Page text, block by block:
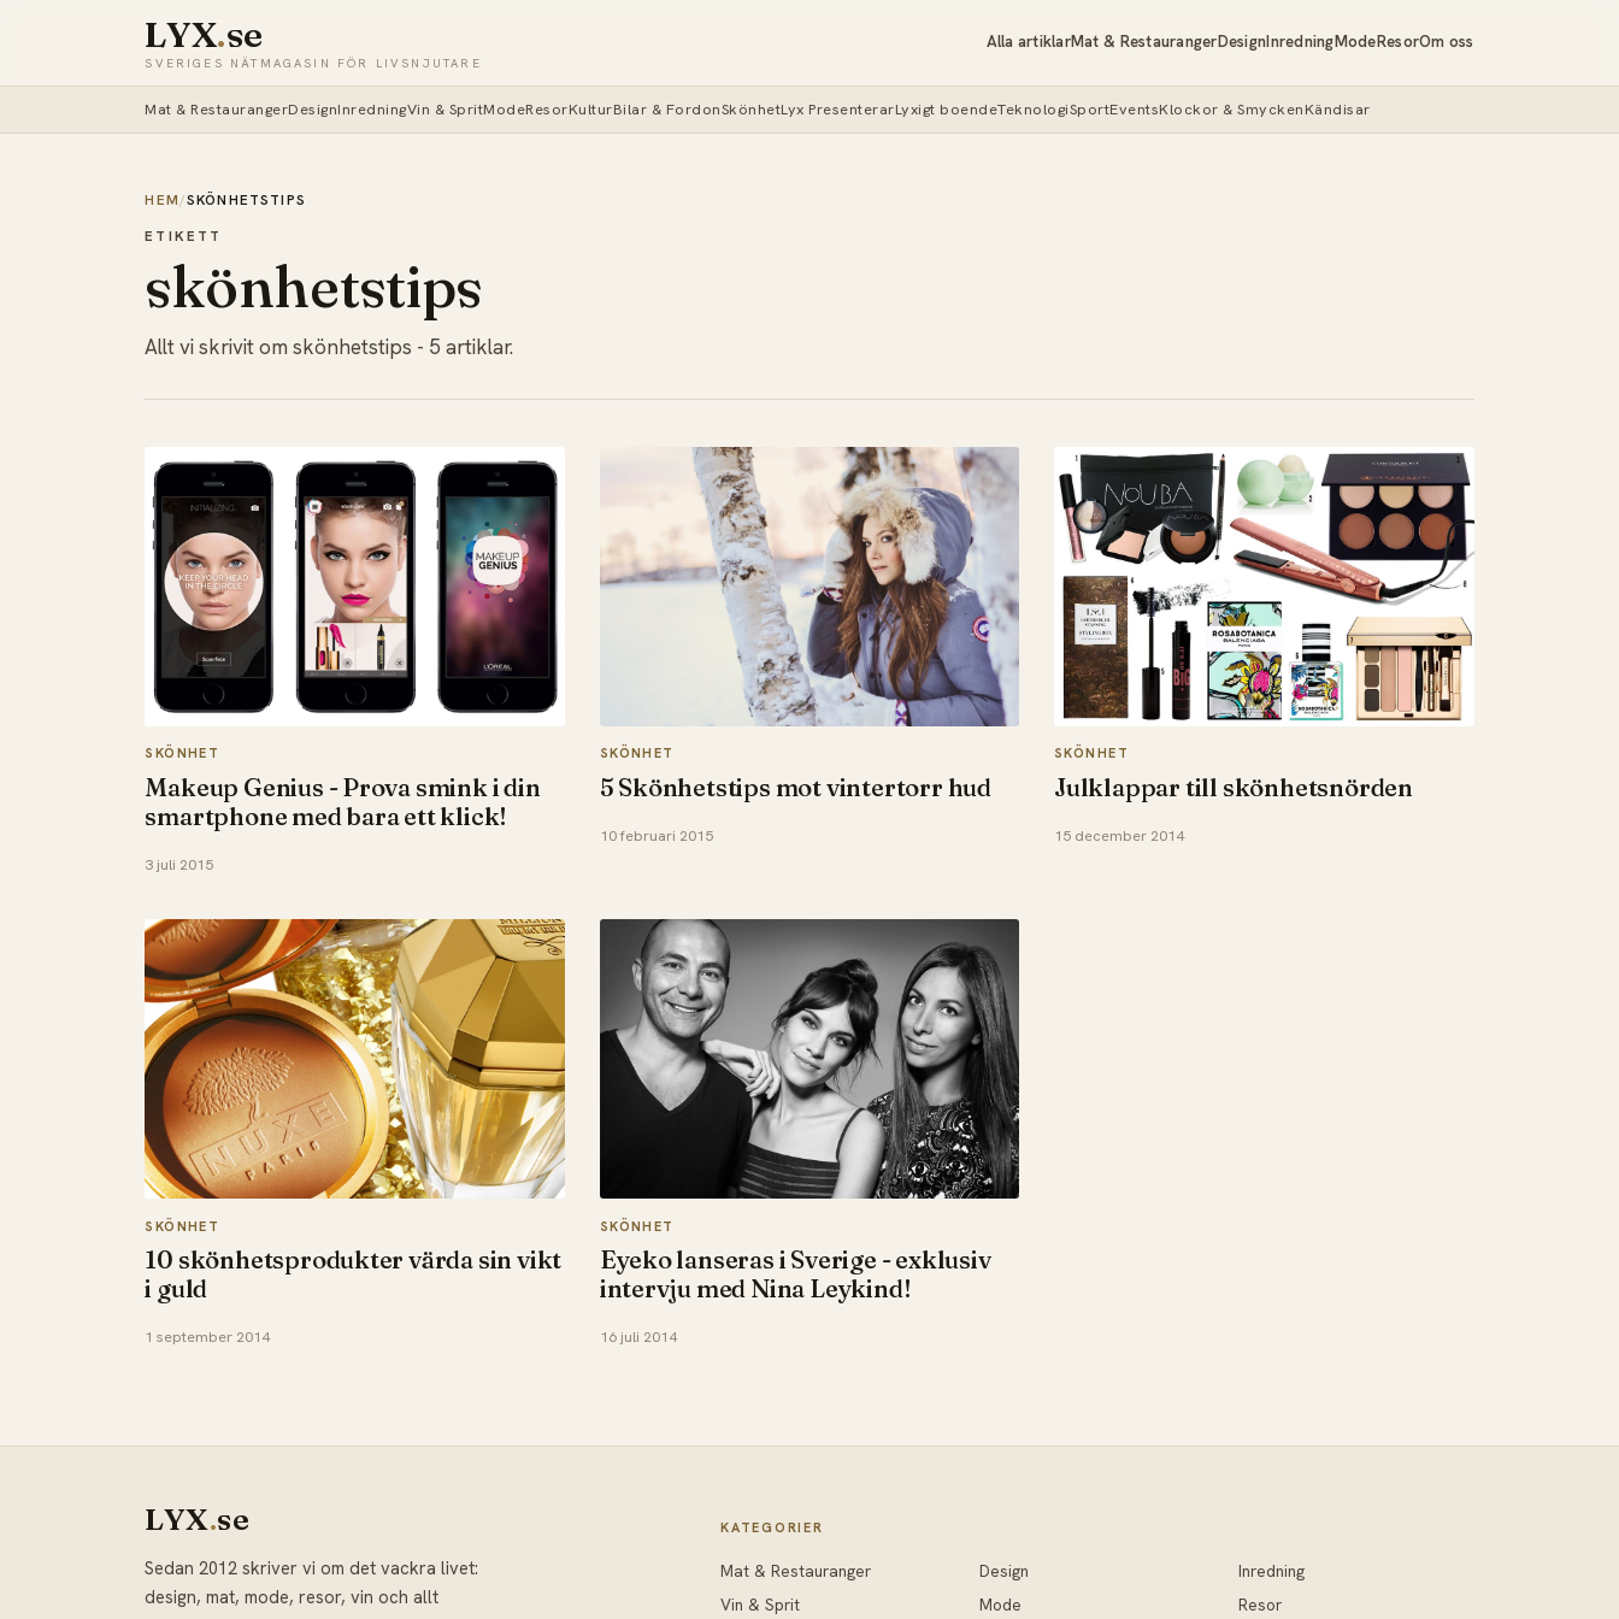
LYX.se
SVERIGES NÄTMAGASIN FÖR LIVSNJUTARE
Alla artiklarMat & RestaurangerDesignInredningModeResorOm oss
Mat & RestaurangerDesignInredningVin & SpritModeResorKulturBilar & FordonSkönhetLyx PresenterarLyxigt boendeTeknologiSportEventsKlockor & SmyckenKändisar
HEM /SKÖNHETSTIPS
ETIKETT
skönhetstips
Allt vi skrivit om skönhetstips - 5 artiklar.
SKÖNHET
Makeup Genius - Prova smink i din
smartphone med bara ett klick!
3 juli 2015
SKÖNHET
5 Skönhetstips mot vintertorr hud
10 februari 2015
SKÖNHET
Julklappar till skönhetsnörden
15 december 2014
SKÖNHET
10 skönhetsprodukter värda sin vikt
i guld
1 september 2014
SKÖNHET
Eyeko lanseras i Sverige - exklusiv
intervju med Nina Leykind!
16 juli 2014
LYX.se
Sedan 2012 skriver vi om det vackra livet:
design, mat, mode, resor, vin och allt
KATEGORIER
Mat & Restauranger Design
Inredning
Vin & Sprit
Mode Resor